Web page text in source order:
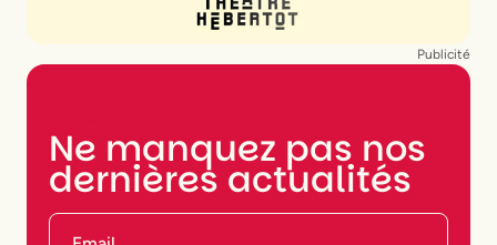
Publicité
Ne manquez pas nos
dernières actualités